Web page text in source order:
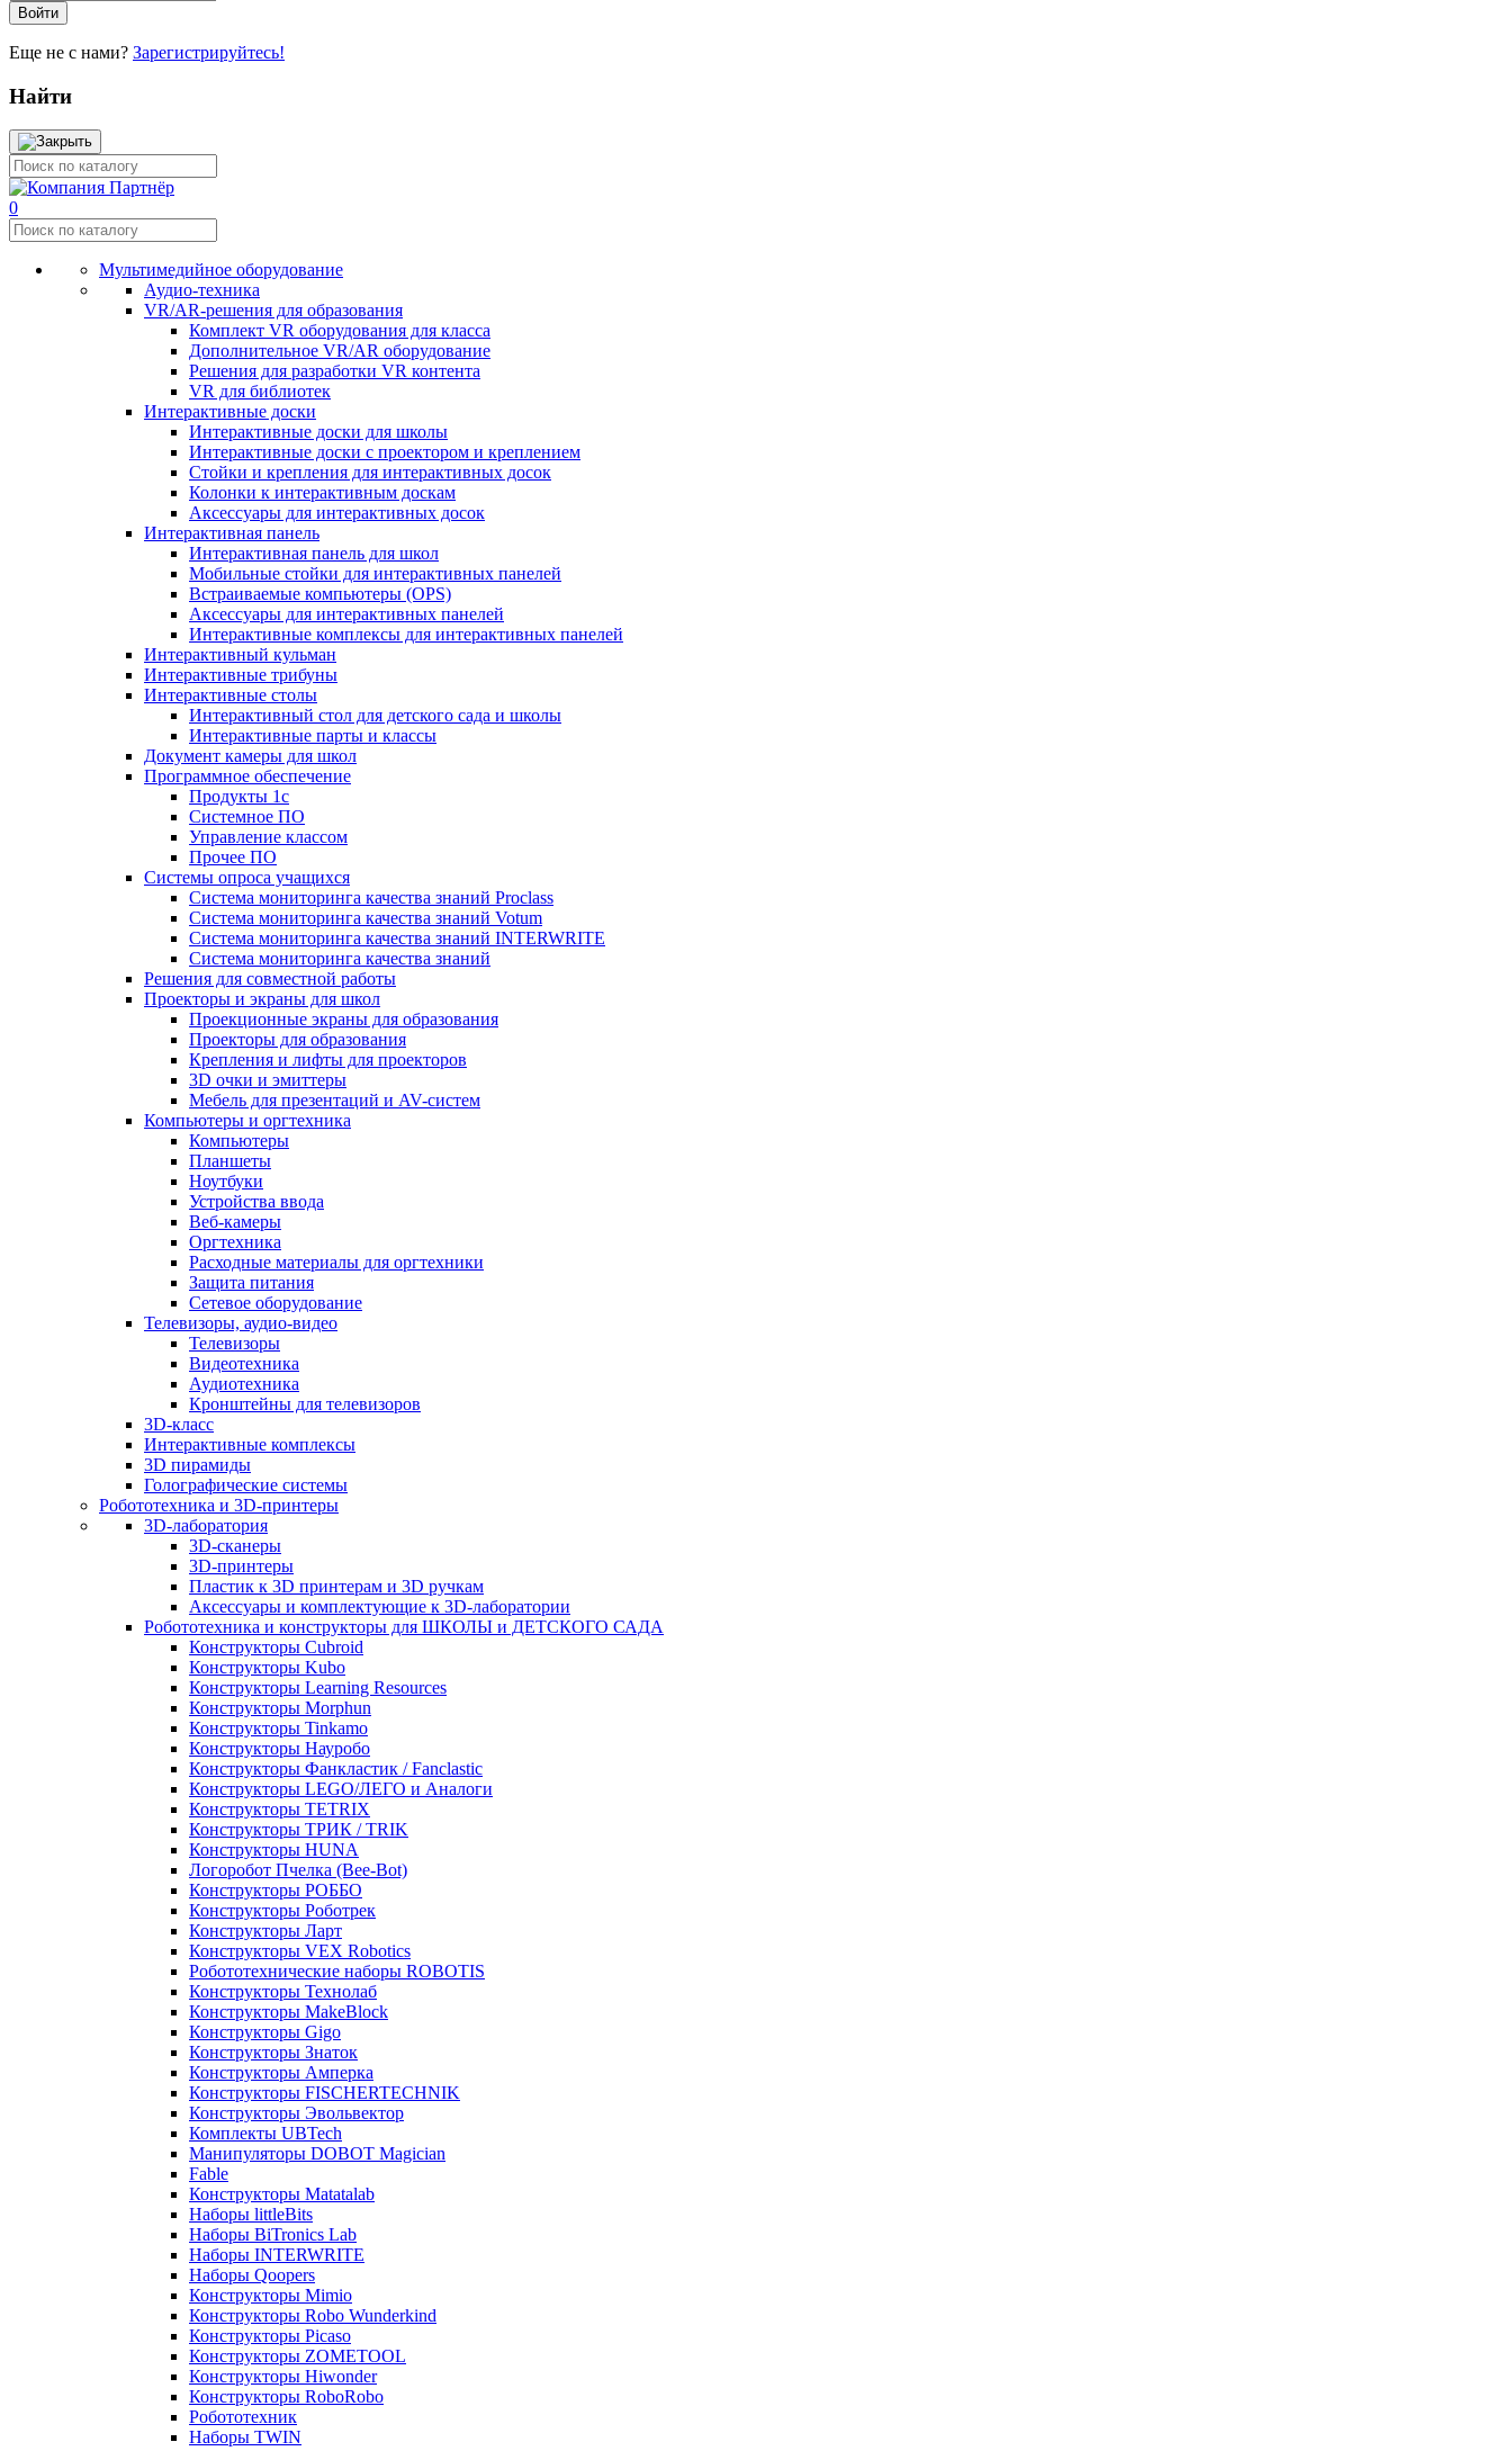
Еще не с нами? Зарегистрируйтесь!
Найти
0
Мультимедийное оборудование
Аудио-техника
VR/AR-решения для образования
Комплект VR оборудования для класса
Дополнительное VR/AR оборудование
Решения для разработки VR контента
VR для библиотек
Интерактивные доски
Интерактивные доски для школы
Интерактивные доски с проектором и креплением
Стойки и крепления для интерактивных досок
Колонки к интерактивным доскам
Аксессуары для интерактивных досок
Интерактивная панель
Интерактивная панель для школ
Мобильные стойки для интерактивных панелей
Встраиваемые компьютеры (OPS)
Аксессуары для интерактивных панелей
Интерактивные комплексы для интерактивных панелей
Интерактивный кульман
Интерактивные трибуны
Интерактивные столы
Интерактивный стол для детского сада и школы
Интерактивные парты и классы
Документ камеры для школ
Программное обеспечение
Продукты 1с
Системное ПО
Управление классом
Прочее ПО
Системы опроса учащихся
Система мониторинга качества знаний Proclass
Система мониторинга качества знаний Votum
Система мониторинга качества знаний INTERWRITE
Система мониторинга качества знаний
Решения для совместной работы
Проекторы и экраны для школ
Проекционные экраны для образования
Проекторы для образования
Крепления и лифты для проекторов
3D очки и эмиттеры
Мебель для презентаций и AV-систем
Компьютеры и оргтехника
Компьютеры
Планшеты
Ноутбуки
Устройства ввода
Веб-камеры
Оргтехника
Расходные материалы для оргтехники
Защита питания
Сетевое оборудование
Телевизоры, аудио-видео
Телевизоры
Видеотехника
Аудиотехника
Кронштейны для телевизоров
3D-класс
Интерактивные комплексы
3D пирамиды
Голографические системы
Робототехника и 3D-принтеры
3D-лаборатория
3D-сканеры
3D-принтеры
Пластик к 3D принтерам и 3D ручкам
Аксессуары и комплектующие к 3D-лаборатории
Робототехника и конструкторы для ШКОЛЫ и ДЕТСКОГО САДА
Конструкторы Cubroid
Конструкторы Kubo
Конструкторы Learning Resources
Конструкторы Morphun
Конструкторы Tinkamo
Конструкторы Науробо
Конструкторы Фанкластик / Fanclastic
Конструкторы LEGO/ЛЕГО и Аналоги
Конструкторы TETRIX
Конструкторы ТРИК / TRIK
Конструкторы HUNA
Логоробот Пчелка (Bee-Bot)
Конструкторы РОББО
Конструкторы Роботрек
Конструкторы Ларт
Конструкторы VEX Robotics
Робототехнические наборы ROBOTIS
Конструкторы Технолаб
Конструкторы MakeBlock
Конструкторы Gigo
Конструкторы Знаток
Конструкторы Амперка
Конструкторы FISCHERTECHNIK
Конструкторы Эвольвектор
Комплекты UBTech
Манипуляторы DOBOT Magician
Fable
Конструкторы Matatalab
Наборы littleBits
Наборы BiTronics Lab
Наборы INTERWRITE
Наборы Qoopers
Конструкторы Mimio
Конструкторы Robo Wunderkind
Конструкторы Picaso
Конструкторы ZOMETOOL
Конструкторы Hiwonder
Конструкторы RoboRobo
Робототехник
Наборы TWIN